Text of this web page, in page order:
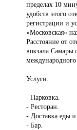
пределах 10
удобств этого
регистрации и
«Московская»
Расстояние от
вокзала Самары
Услуги:
- Парковка.
- Ресторан.
- Доставка еды
- Бар.